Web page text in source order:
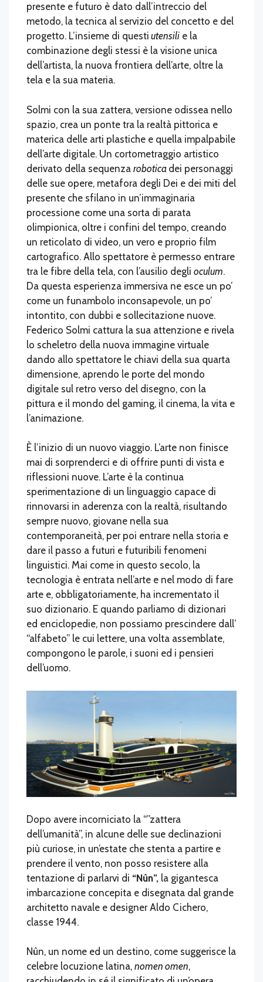
presente e futuro è dato dall’intreccio del
metodo, la tecnica al servizio del concetto e del
progetto. L’insieme di questi utensili e la
combinazione degli stessi è la visione unica
dell’artista, la nuova frontiera dell’arte, oltre la
tela e la sua materia.
Solmi con la sua zattera, versione odissea nello
spazio, crea un ponte tra la realtà pittorica e
materica delle arti plastiche e quella impalpabile
dell’arte digitale. Un cortometraggio artistico
derivato della sequenza robotica dei personaggi
delle sue opere, metafora degli Dei e dei miti del
presente che sfilano in un’immaginaria
processione come una sorta di parata
olimpionica, oltre i confini del tempo, creando
un reticolato di video, un vero e proprio film
cartografico. Allo spettatore è permesso entrare
tra le fibre della tela, con l’ausilio degli oculum.
Da questa esperienza immersiva ne esce un po’
come un funambolo inconsapevole, un po’
intontito, con dubbi e sollecitazione nuove.
Federico Solmi cattura la sua attenzione e rivela
lo scheletro della nuova immagine virtuale
dando allo spettatore le chiavi della sua quarta
dimensione, aprendo le porte del mondo
digitale sul retro verso del disegno, con la
pittura e il mondo del gaming, il cinema, la vita e
l’animazione.
È l’inizio di un nuovo viaggio. L’arte non finisce
mai di sorprenderci e di offrire punti di vista e
riflessioni nuove. L’arte è la continua
sperimentazione di un linguaggio capace di
rinnovarsi in aderenza con la realtà, risultando
sempre nuovo, giovane nella sua
contemporaneità, per poi entrare nella storia e
dare il passo a futuri e futuribili fenomeni
linguistici. Mai come in questo secolo, la
tecnologia è entrata nell’arte e nel modo di fare
arte e, obbligatoriamente, ha incrementato il
suo dizionario. E quando parliamo di dizionari
ed enciclopedie, non possiamo prescindere dall’
“alfabeto” le cui lettere, una volta assemblate,
compongono le parole, i suoni ed i pensieri
dell’uomo.
Dopo avere incorniciato la “”zattera
dell’umanità”, in alcune delle sue declinazioni
più curiose, in un’estate che stenta a partire e
prendere il vento, non posso resistere alla
tentazione di parlarvi di “Nûn”, la gigantesca
imbarcazione concepita e disegnata dal grande
architetto navale e designer Aldo Cichero,
classe 1944.
Nûn, un nome ed un destino, come suggerisce la
celebre locuzione latina, nomen omen,